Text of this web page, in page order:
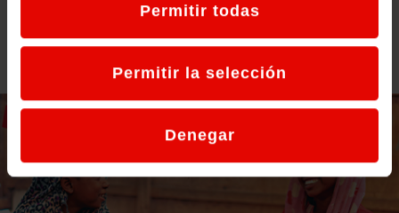
Permitir todas
Permitir la selección
Denegar